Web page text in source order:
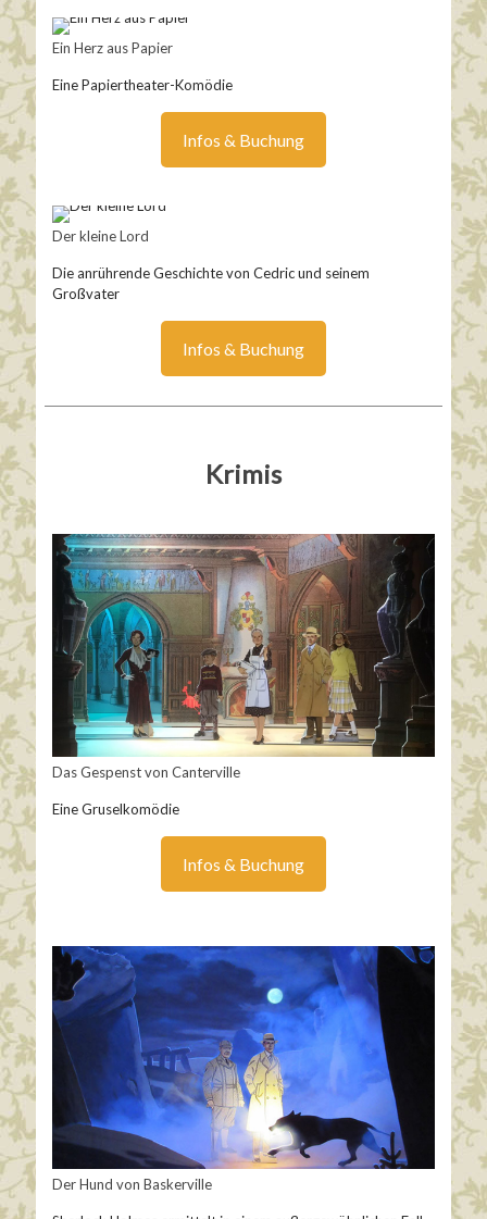
Ein Herz aus Papier
Eine Papiertheater-Komödie
Infos & Buchung
Der kleine Lord
Die anrührende Geschichte von Cedric und seinem
Großvater
Infos & Buchung
Krimis
Das Gespenst von Canterville
Eine Gruselkomödie
Infos & Buchung
Der Hund von Baskerville